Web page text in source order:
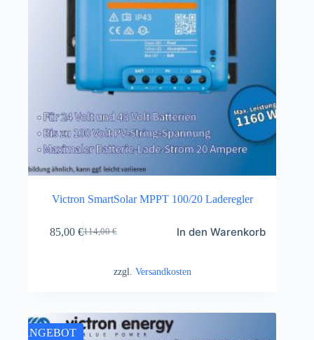
Victron SmartSolar MPPT 100/20 Laderegler
114,00€
85,00 € In den Warenkorb
zzgl. Versandkosten
ANGEBOT